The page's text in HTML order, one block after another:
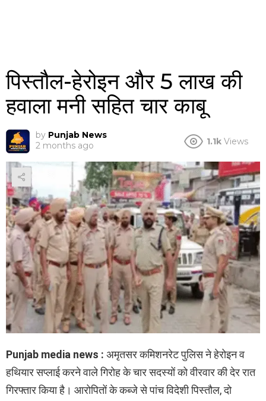
पिस्तौल-हेरोइन और 5 लाख की
हवाला मनी सहित चार काबू
by Punjab News
2 months ago
1.1k Views
Punjab media news : अमृतसर कमिशनरेट पुलिस ने हेरोइन व
हथियार सप्लाई करने वाले गिरोह के चार सदस्यों को वीरवार की देर रात
गिरफ्तार किया है। आरोपितों के कब्जे से पांच विदेशी पिस्तौल, दो